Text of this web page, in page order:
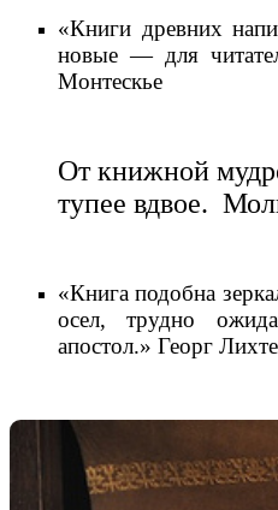
«Книги древних
новые — для
Монтескье
От книжной
тупее вдвое.
«Книга подобна
осел, трудно
апостол.» Георг